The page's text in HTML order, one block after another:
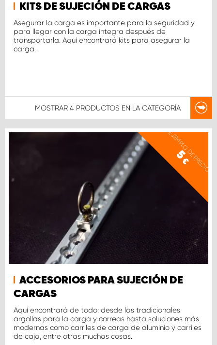
KITS DE SUJECIÓN DE CARGAS
Asegurar la carga es importante para la seguridad y
para llegar con la carga íntegra después de
transportarla. Aquí encontrará kits para asegurar la
carga.
MOSTRAR 4 PRODUCTOS EN LA CATEGORÍA
EJEMPLO DE PRECIO
5
€
ACCESORIOS PARA SUJECIÓN DE
CARGAS
Aquí encontrará de todo: desde las tradicionales
argollas para la carga y correas hasta soluciones más
modernas como carriles de carga de aluminio y carriles
de caja, entre otras muchas cosas.